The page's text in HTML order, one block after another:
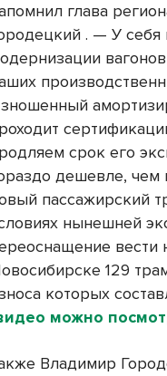
глава
. — У
срок его
дешевле, чем
пассажирский
нынешней
вести
129
которых
можно
Владимир